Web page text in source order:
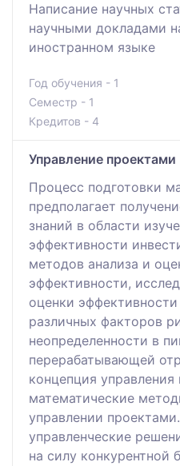
Написание научных
научными докладами
иностранном языке
Год обучения - 1
Семестр - 1
Кредитов - 4
Управление проектами
Процесс подготовки
предполагает
знаний в области
эффективности
методов анализа и
эффективности,
оценки
различных факторов
неопределенности в
перерабатывающей
концепция
математические
управлении
управленческие
на силу конкурентной